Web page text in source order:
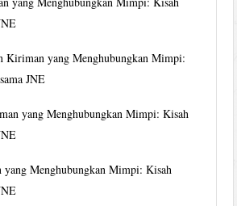
Kiriman yang Menghubungkan Mimpi:
JNE
yang Menghubungkan Mimpi: Kisah
Menghubungkan Mimpi: Kisah